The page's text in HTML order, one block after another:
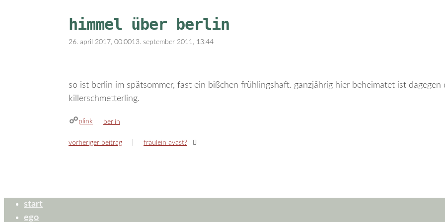
himmel über berlin
26. april 2017, 00:0013. september 2011, 13:44
so ist berlin im spätsommer, fast ein bißchen frühlingshaft. ganzjährig hier beheimatet ist dagegen
killerschmetterling.
plink kategorien
berlin
vorheriger beitrag fräulein avast?
start
ego